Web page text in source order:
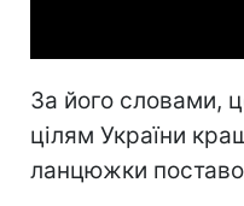
За його словами,
цілям України
ланцюжки